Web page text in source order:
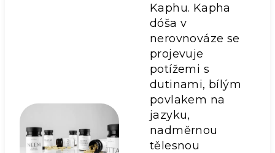
Kaphu. Kapha
dóša v
nerovnováze se
projevuje
potížemi s
dutinami, bílým
povlakem na
jazyku,
nadměrnou
tělesnou